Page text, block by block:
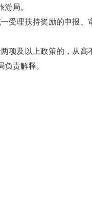
局。
受理扶持奖励的申报、
项及以上政策的，从高
责解释。